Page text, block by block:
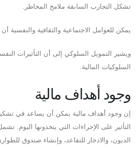
تشكل التجارب السابقة ملامح المخاطر.
يمكن للعوامل الاجتماعية والثقافية والنفسية
ويشير التمويل السلوكي إلى أن التأثيرات
السلوكيات المالية.
وجود أهداف مالية
إن وجود أهداف مالية يمكن أن يساعد في
التأثير على الإجراءات التي يتخذونها اليوم.
الديون، والادخار للتقاعد، وإنشاء صندوق